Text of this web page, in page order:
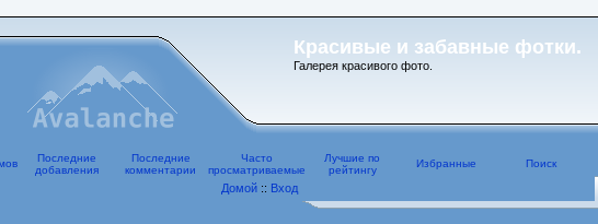
Красивые и забавные фотки.
Галерея красивого фото.
Последние
добавления
Последние
комментарии
Часто
просматриваемые
Лучшие по
рейтингу
Избранные Поиск
Домой :: Вход